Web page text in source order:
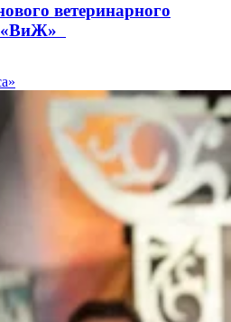
ветеринарного
«ВиЖ»